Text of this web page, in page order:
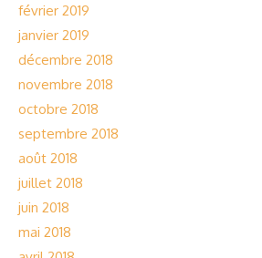
février 2019
janvier 2019
décembre 2018
novembre 2018
octobre 2018
septembre 2018
août 2018
juillet 2018
juin 2018
mai 2018